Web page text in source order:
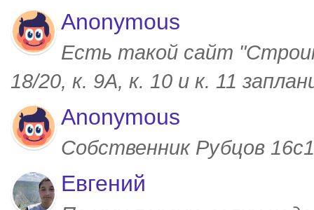
Anonymous
Есть такой сайт
18/20, к. 9А, к. 10 и к. 11
Anonymous
Собственник Рубцов
Евгений